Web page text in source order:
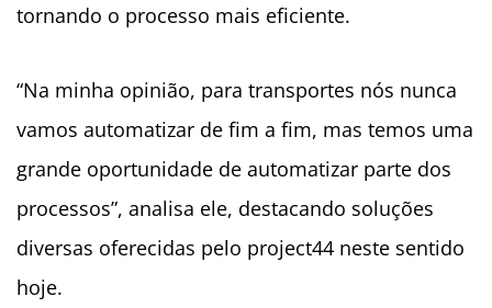
tornando o processo mais eficiente.
“Na minha opinião, para transportes nós nunca
vamos automatizar de fim a fim, mas temos uma
grande oportunidade de automatizar parte dos
processos”, analisa ele, destacando soluções
diversas oferecidas pelo project44 neste sentido
hoje.